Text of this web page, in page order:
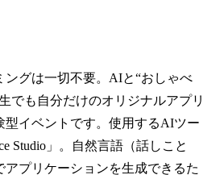
ングは一切不要。AIと“おしゃべ
でも自分だけのオリジナルアプリ
型イベントです。使用するAIツー
Studio」。自然言語（話しこと
アプリケーションを生成できるた